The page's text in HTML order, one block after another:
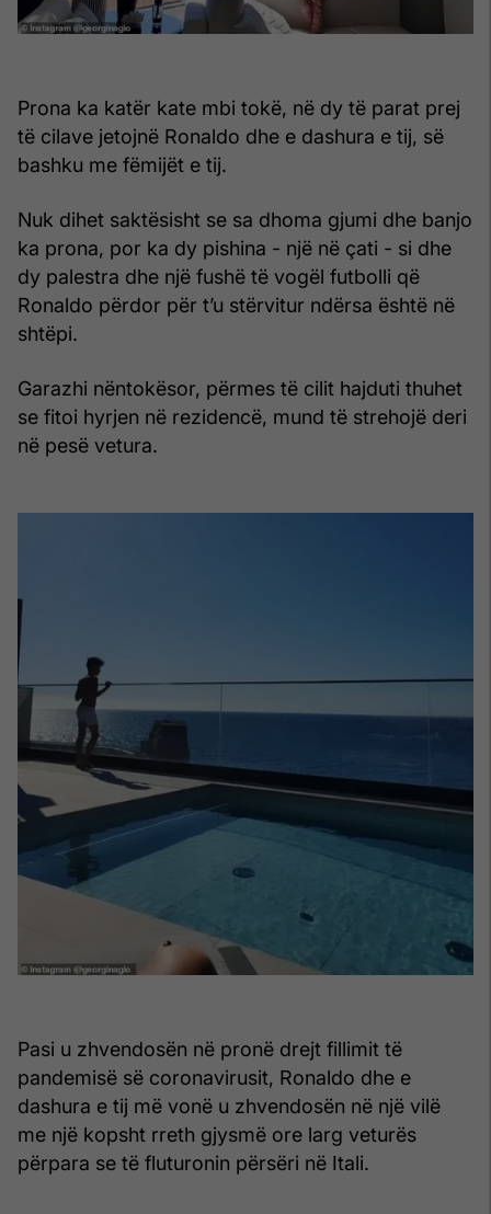
Prona ka katër kate mbi tokë, në dy të parat prej
të cilave jetojnë Ronaldo dhe e dashura e tij, së
bashku me fëmijët e tij.
Nuk dihet saktësisht se sa dhoma gjumi dhe banjo
ka prona, por ka dy pishina - një në çati - si dhe
dy palestra dhe një fushë të vogël futbolli që
Ronaldo përdor për t’u stërvitur ndërsa është në
shtëpi.
Garazhi nëntokësor, përmes të cilit hajduti thuhet
se fitoi hyrjen në rezidencë, mund të strehojë deri
në pesë vetura.
Pasi u zhvendosën në pronë drejt fillimit të
pandemisë së coronavirusit, Ronaldo dhe e
dashura e tij më vonë u zhvendosën në një vilë
me një kopsht rreth gjysmë ore larg veturës
përpara se të fluturonin përsëri në Itali.